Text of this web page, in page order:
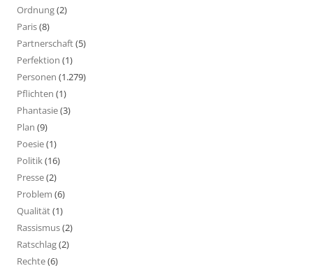
Ordnung(2)
Paris(8)
Partnerschaft(5)
Perfektion (1)
Personen (1.279)
Pflichten (1)
Phantasie(3)
Plan (9)
Poesie(1)
Politik(16)
Presse(2)
Problem (6)
Qualität(1)
Rassismus(2)
Ratschlag(2)
Rechte(6)